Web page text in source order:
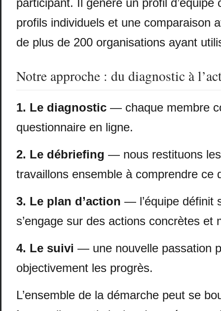
participant. Il génère un profil d’équipe
profils individuels et une comparaison
de plus de 200 organisations ayant
Notre approche : du diagnostic à
1. Le diagnostic— chaque membre
questionnaire en ligne.
2. Le débriefing — nous restituons
travaillons ensemble à comprendre ce
3. Le plan d’action — l’équipe définit
s’engage sur des actions concrètes et
4. Le suivi — une nouvelle passation
objectivement les progrès.
L’ensemble de la démarche peut se